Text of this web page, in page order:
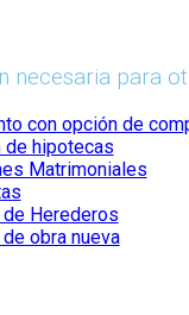
necesaria para
con opción de
de hipotecas
Matrimoniales
Herederos
obra nueva